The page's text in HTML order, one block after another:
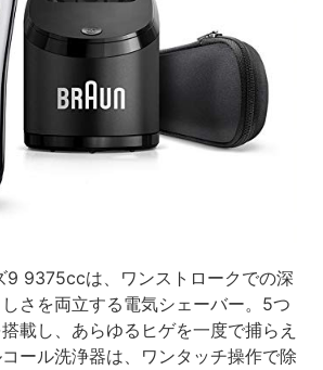
9 9375ccは、ワンストロークでの深
さを両立する電気シェーバー。5つ
載し、あらゆるヒゲを一度で捕らえ
ール洗浄器は、ワンタッチ操作で除